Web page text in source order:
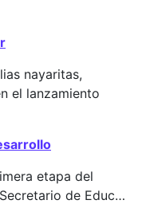
nayaritas,
el lanzamiento
etapa del
de Educ…